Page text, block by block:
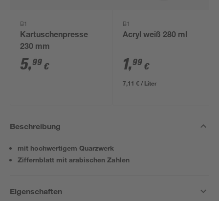
B1
Kartuschenpresse
230 mm
5,99 €
B1
Acryl weiß 280 ml
1,99 €
7,11 € / Liter
Beschreibung
mit hochwertigem Quarzwerk
Ziffernblatt mit arabischen Zahlen
Eigenschaften